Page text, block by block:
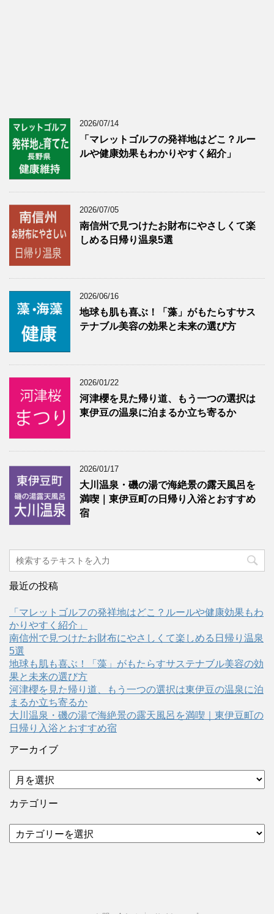
2026/07/14
「マレットゴルフの発祥地はどこ？ルー
ルや健康効果もわかりやすく紹介」
2026/07/05
南信州で見つけたお財布にやさしくて楽
しめる日帰り温泉5選
2026/06/16
地球も肌も喜ぶ！「藻」がもたらすサス
テナブル美容の効果と未来の選び方
2026/01/22
河津櫻を見た帰り道、もう一つの選択は
東伊豆の温泉に泊まるか立ち寄るか
2026/01/17
大川温泉・磯の湯で海絶景の露天風呂を
満喫｜東伊豆町の日帰り入浴とおすすめ
宿
最近の投稿
「マレットゴルフの発祥地はどこ？ルールや健康効果もわ
かりやすく紹介」
南信州で見つけたお財布にやさしくて楽しめる日帰り温泉
5選
地球も肌も喜ぶ！「藻」がもたらすサステナブル美容の効
果と未来の選び方
河津櫻を見た帰り道、もう一つの選択は東伊豆の温泉に泊
まるか立ち寄るか
大川温泉・磯の湯で海絶景の露天風呂を満喫｜東伊豆町の
日帰り入浴とおすすめ宿
アーカイブ
ア
ー
カ
ブ
カテゴリー
テ